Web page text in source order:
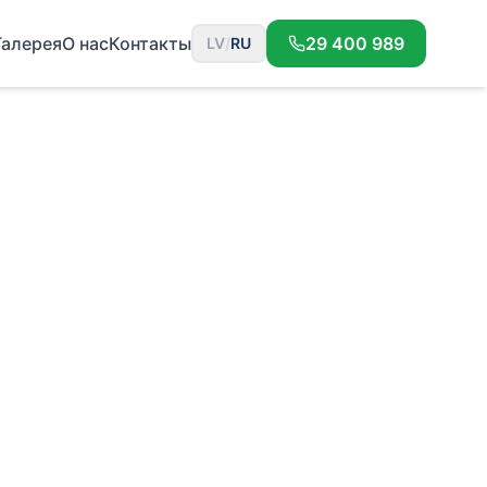
О насКонтакты LV/RU 29 400 989